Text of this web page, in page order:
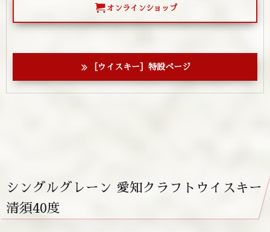
オンラインショップ
［ウイスキー］特設ページ
シングルグレーン 愛知クラフトウイスキー
清須40度